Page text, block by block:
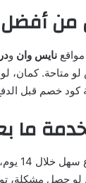
من
نايس وان و
لو متاحة. كمان،
كود خصم قبل
ما
14 يوم، بينما
لو حصل مشكلة،